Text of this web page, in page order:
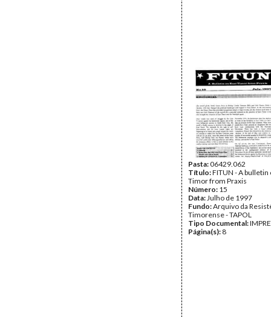
Pasta:06429.062
Título:FITUN - A bulletin
Timor from Praxis
Número: 15
Data:Julho de 1997
Fundo:Arquivo da
Timorense - TAPOL
Tipo Documental:
Página(s): 8